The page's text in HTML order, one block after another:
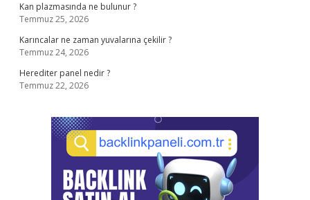
Kan plazmasında ne bulunur ?
Temmuz 25, 2026
Karıncalar ne zaman yuvalarına çekilir ?
Temmuz 24, 2026
Herediter panel nedir ?
Temmuz 22, 2026